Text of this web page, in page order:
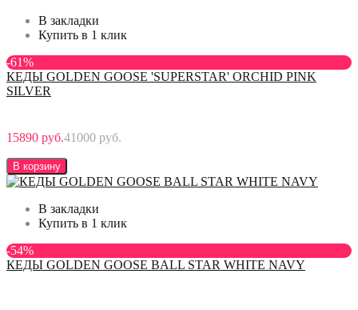
В закладки
Купить в 1 клик
-61%
КЕДЫ GOLDEN GOOSE 'SUPERSTAR' ORCHID PINK
SILVER
15890 руб.41000 руб.
В корзину
В закладки
Купить в 1 клик
-54%
КЕДЫ GOLDEN GOOSE BALL STAR WHITE NAVY